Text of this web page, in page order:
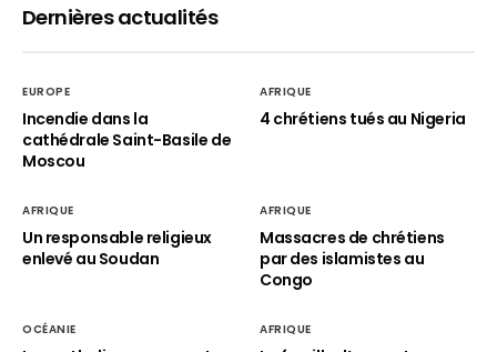
Dernières actualités
EUROPE
Incendie dans la
cathédrale Saint-Basile de
Moscou
AFRIQUE
4 chrétiens tués au Nigeria
AFRIQUE
Un responsable religieux
enlevé au Soudan
AFRIQUE
Massacres de chrétiens
par des islamistes au
Congo
OCÉANIE AFRIQUE